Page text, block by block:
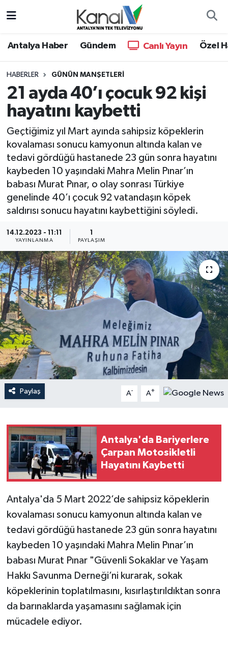
Antalya Haber Gündem Canlı Yayın Özel
HABERLER GÜNÜN MANŞETLERI
21 ayda 40’ı çocuk 92 kişi
hayatını kaybetti
Geçtiğimiz yıl Mart ayında sahipsiz köpeklerin
kovalaması sonucu kamyonun altında kalan ve
tedavi gördüğü hastanede 23 gün sonra hayatını
kaybeden 10 yaşındaki Mahra Melin Pınar’ın
babası Murat Pınar, o olay sonrası Türkiye
genelinde 40’ı çocuk 92 vatandaşın köpek
saldırısı sonucu hayatını kaybettiğini söyledi.
14.12.2023 - 11:11
YAYINLANMA
1
PAYLAŞIM
Paylaş A- A+
Antalya'da Bariyerlere
Çarpan Motosikletli
Hayatını Kaybetti
Antalya'da 5 Mart 2022’de sahipsiz köpeklerin
kovalaması sonucu kamyonun altında kalan ve
tedavi gördüğü hastanede 23 gün sonra hayatını
kaybeden 10 yaşındaki Mahra Melin Pınar’ın
babası Murat Pınar "Güvenli Sokaklar ve Yaşam
Hakkı Savunma Derneği’ni kurarak, sokak
köpeklerinin toplatılmasını, kısırlaştırıldıktan sonra
da barınaklarda yaşamasını sağlamak için
mücadele ediyor.
Antalya Haber
Dünya
Eğitim
Ekonomi
Gündem
Günün Manşetleri
KANALV Spor
Kültür Sanat
Magazin
Öğle Bülteni
Sağlık
Siyaset
Sosyal medya
Spor
Teknoloji
Televizyon
Turizm
Yaşam
Hava Durumu
Trafik Durumu
Süper Lig Puan Durumu ve Fikstür
Tüm Manşetler
Son Dakika Haberleri
Haber Arşivi